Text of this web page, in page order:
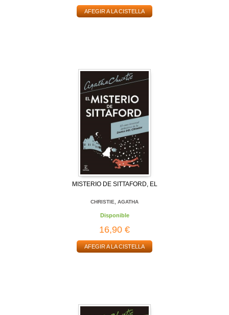
AFEGIR A LA CISTELLA
MISTERIO DE SITTAFORD, EL
CHRISTIE, AGATHA
Disponible
16,90 €
AFEGIR A LA CISTELLA